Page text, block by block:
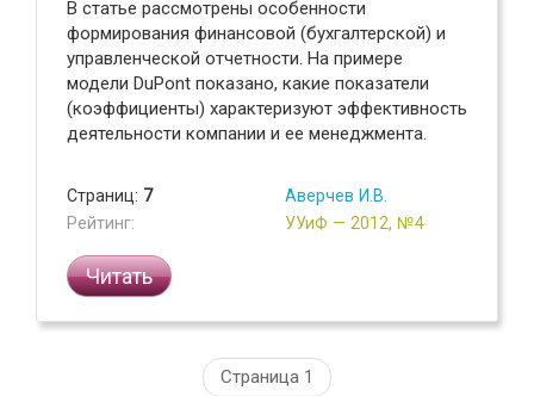
В статье рассмотрены особенности
формирования финансовой (бухгалтерской) и
управленческой отчетности. На примере
модели DuPont показано, какие показатели
(коэффициенты) характеризуют эффективность
деятельности компании и ее менеджмента.
Страниц: 7
Рейтинг:
Аверчев И.В.
УУиФ — 2012, №4
Читать
Страница 1